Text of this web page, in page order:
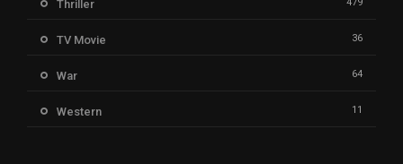
Thriller
TV Movie 36
War 64
Western 11